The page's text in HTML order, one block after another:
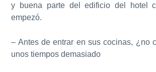
y buena parte del edificio del hotel
empezó.
– Antes de entrar en sus cocinas, ¿no
unos tiempos demasiado